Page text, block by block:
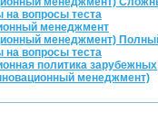
на вопросы теста
менеджмент
менеджмент)
на вопросы теста
политика зарубежных
менеджмент)